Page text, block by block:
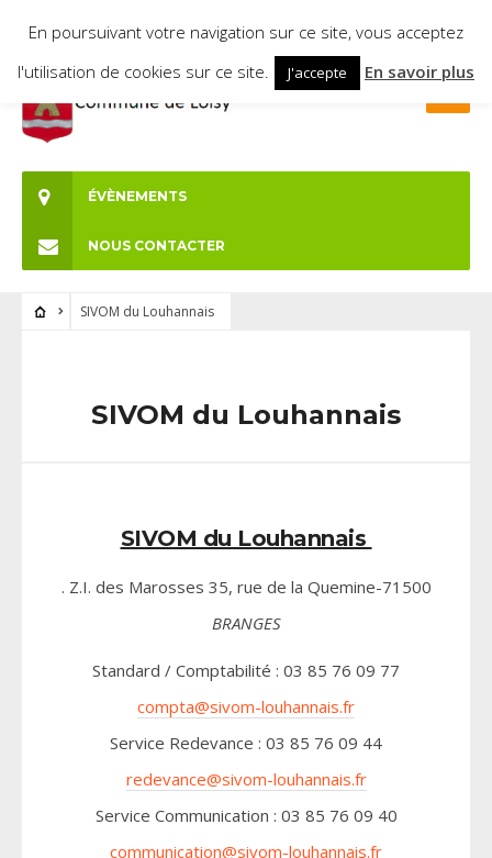
ÉVÈNEMENTS
NOUS CONTACTER
SIVOM du Louhannais
SIVOM du Louhannais
SIVOM du Louhannais
. Z.I. des Marosses 35, rue de la Quemine-71500
BRANGES
Standard / Comptabilité : 03 85 76 09 77
compta@sivom-louhannais.fr
Service Redevance : 03 85 76 09 44
redevance@sivom-louhannais.fr
Service Communication : 03 85 76 09 40
communication@sivom-louhannais.fr
En poursuivant votre navigation sur ce site, vous acceptez
l'utilisation de cookies sur ce site.
J'accepte En savoir plus